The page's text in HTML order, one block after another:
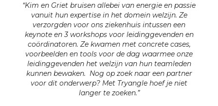
“Kim en Griet bruisen allebei van energie en passie
vanuit hun expertise in het domein welzijn. Ze
verzorgden voor ons ziekenhuis intussen een
keynote en 3 workshops voor leidinggevenden en
coördinatoren. Ze kwamen met concrete cases,
voorbeelden en tools voor de dag waarmee onze
leidinggevenden het welzijn van hun teamleden
kunnen bewaken. Nog op zoek naar een partner
voor dit onderwerp? Met Tryangle hoef je niet
langer te zoeken.”